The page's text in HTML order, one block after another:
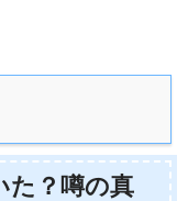
た？噂の真